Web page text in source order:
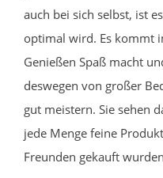
auch bei sich selbst, ist
optimal wird. Es kommt
Genießen Spaß macht
deswegen von großer
gut meistern. Sie sehen
jede Menge feine
Freunden gekauft